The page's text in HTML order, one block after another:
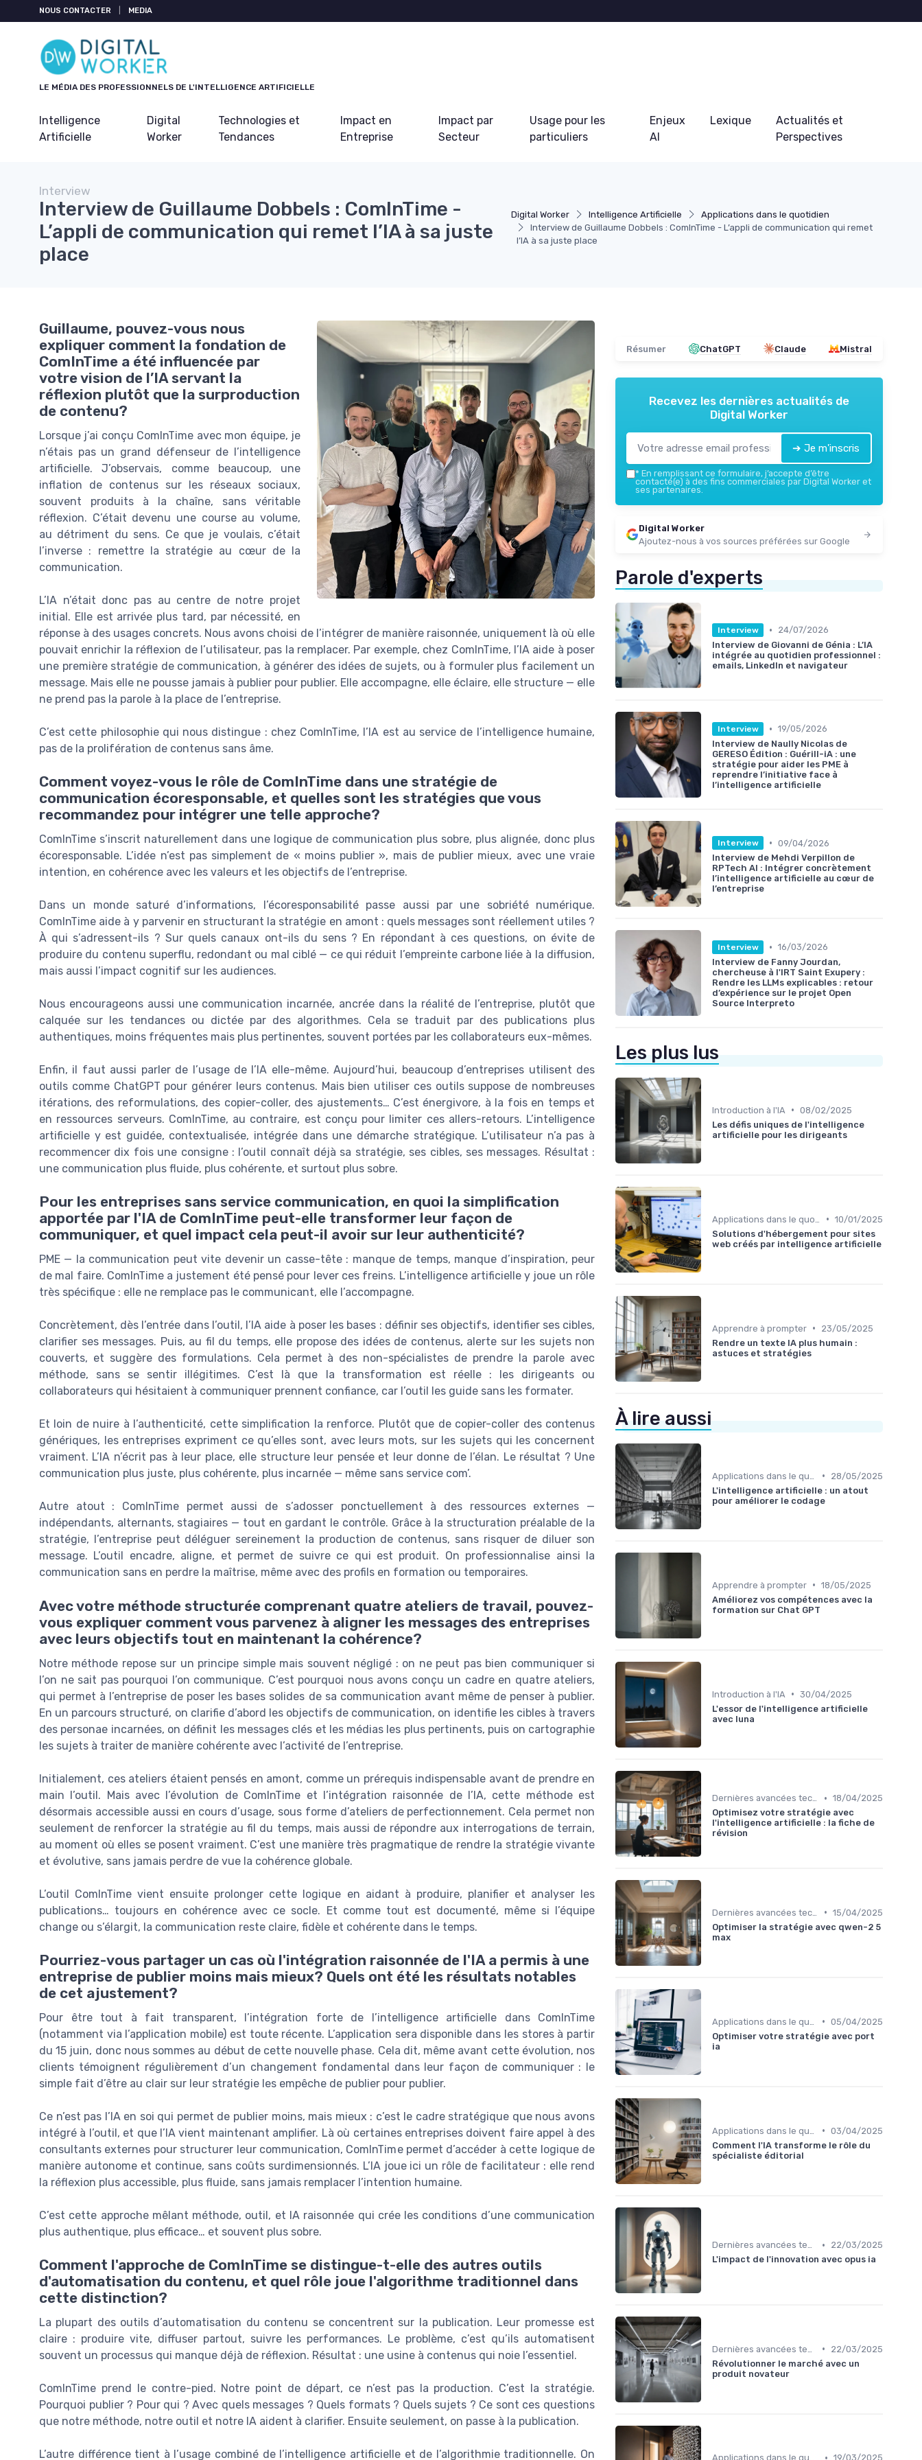
NOUS CONTACTER MEDIA
LE MÉDIA DES PROFESSIONNELS DE L'INTELLIGENCE ARTIFICIELLE
Intelligence
Artificielle
Digital
Worker
Technologies et
Tendances
Impact en
Entreprise
Impact par
Secteur
Usage pour les
particuliers
Enjeux
AI
Lexique
Actualités et
Perspectives
Digital Worker Intelligence Artificielle
Applications dans le quotidien
Interview de Guillaume Dobbels : ComInTime - L’appli de communication qui remet
l’IA à sa juste place
Interview
Interview de Guillaume Dobbels : ComInTime -
L’appli de communication qui remet l’IA à sa juste
place
Guillaume, pouvez-vous nous
expliquer comment la fondation de
ComInTime a été influencée par
votre vision de l’IA servant la
réflexion plutôt que la surproduction
de contenu?
Lorsque j’ai conçu ComInTime avec mon équipe, je
n’étais pas un grand défenseur de l’intelligence
artificielle. J’observais, comme beaucoup, une
inflation de contenus sur les réseaux sociaux,
souvent produits à la chaîne, sans véritable
réflexion. C’était devenu une course au volume,
au détriment du sens. Ce que je voulais, c’était
l’inverse : remettre la stratégie au cœur de la
communication.
L’IA n’était donc pas au centre de notre projet
initial. Elle est arrivée plus tard, par nécessité, en
réponse à des usages concrets. Nous avons choisi de l’intégrer de manière raisonnée, uniquement là où elle
pouvait enrichir la réflexion de l’utilisateur, pas la remplacer. Par exemple, chez ComInTime, l’IA aide à poser
une première stratégie de communication, à générer des idées de sujets, ou à formuler plus facilement un
message. Mais elle ne pousse jamais à publier pour publier. Elle accompagne, elle éclaire, elle structure — elle
ne prend pas la parole à la place de l’entreprise.
C’est cette philosophie qui nous distingue : chez ComInTime, l’IA est au service de l’intelligence humaine,
pas de la prolifération de contenus sans âme.
Comment voyez-vous le rôle de ComInTime dans une stratégie de
communication écoresponsable, et quelles sont les stratégies que vous
recommandez pour intégrer une telle approche?
ComInTime s’inscrit naturellement dans une logique de communication plus sobre, plus alignée, donc plus
écoresponsable. L’idée n’est pas simplement de « moins publier », mais de publier mieux, avec une vraie
intention, en cohérence avec les valeurs et les objectifs de l’entreprise.
Dans un monde saturé d’informations, l’écoresponsabilité passe aussi par une sobriété numérique.
ComInTime aide à y parvenir en structurant la stratégie en amont : quels messages sont réellement utiles ?
À qui s’adressent-ils ? Sur quels canaux ont-ils du sens ? En répondant à ces questions, on évite de
produire du contenu superflu, redondant ou mal ciblé — ce qui réduit l’empreinte carbone liée à la diffusion,
mais aussi l’impact cognitif sur les audiences.
Nous encourageons aussi une communication incarnée, ancrée dans la réalité de l’entreprise, plutôt que
calquée sur les tendances ou dictée par des algorithmes. Cela se traduit par des publications plus
authentiques, moins fréquentes mais plus pertinentes, souvent portées par les collaborateurs eux-mêmes.
Enfin, il faut aussi parler de l’usage de l’IA elle-même. Aujourd’hui, beaucoup d’entreprises utilisent des
outils comme ChatGPT pour générer leurs contenus. Mais bien utiliser ces outils suppose de nombreuses
itérations, des reformulations, des copier-coller, des ajustements… C’est énergivore, à la fois en temps et
en ressources serveurs. ComInTime, au contraire, est conçu pour limiter ces allers-retours. L’intelligence
artificielle y est guidée, contextualisée, intégrée dans une démarche stratégique. L’utilisateur n’a pas à
recommencer dix fois une consigne : l’outil connaît déjà sa stratégie, ses cibles, ses messages. Résultat :
une communication plus fluide, plus cohérente, et surtout plus sobre.
Pour les entreprises sans service communication, en quoi la simplification
apportée par l'IA de ComInTime peut-elle transformer leur façon de
communiquer, et quel impact cela peut-il avoir sur leur authenticité?
PME — la communication peut vite devenir un casse-tête : manque de temps, manque d’inspiration, peur
de mal faire. ComInTime a justement été pensé pour lever ces freins. L’intelligence artificielle y joue un rôle
très spécifique : elle ne remplace pas le communicant, elle l’accompagne.
Concrètement, dès l’entrée dans l’outil, l’IA aide à poser les bases : définir ses objectifs, identifier ses cibles,
clarifier ses messages. Puis, au fil du temps, elle propose des idées de contenus, alerte sur les sujets non
couverts, et suggère des formulations. Cela permet à des non-spécialistes de prendre la parole avec
méthode, sans se sentir illégitimes. C’est là que la transformation est réelle : les dirigeants ou
collaborateurs qui hésitaient à communiquer prennent confiance, car l’outil les guide sans les formater.
Et loin de nuire à l’authenticité, cette simplification la renforce. Plutôt que de copier-coller des contenus
génériques, les entreprises expriment ce qu’elles sont, avec leurs mots, sur les sujets qui les concernent
vraiment. L’IA n’écrit pas à leur place, elle structure leur pensée et leur donne de l’élan. Le résultat ? Une
communication plus juste, plus cohérente, plus incarnée — même sans service com’.
Autre atout : ComInTime permet aussi de s’adosser ponctuellement à des ressources externes —
indépendants, alternants, stagiaires — tout en gardant le contrôle. Grâce à la structuration préalable de la
stratégie, l’entreprise peut déléguer sereinement la production de contenus, sans risquer de diluer son
message. L’outil encadre, aligne, et permet de suivre ce qui est produit. On professionnalise ainsi la
communication sans en perdre la maîtrise, même avec des profils en formation ou temporaires.
Avec votre méthode structurée comprenant quatre ateliers de travail, pouvez-
vous expliquer comment vous parvenez à aligner les messages des entreprises
avec leurs objectifs tout en maintenant la cohérence?
Notre méthode repose sur un principe simple mais souvent négligé : on ne peut pas bien communiquer si
l’on ne sait pas pourquoi l’on communique. C’est pourquoi nous avons conçu un cadre en quatre ateliers,
qui permet à l’entreprise de poser les bases solides de sa communication avant même de penser à publier.
En un parcours structuré, on clarifie d’abord les objectifs de communication, on identifie les cibles à travers
des personae incarnées, on définit les messages clés et les médias les plus pertinents, puis on cartographie
les sujets à traiter de manière cohérente avec l’activité de l’entreprise.
Initialement, ces ateliers étaient pensés en amont, comme un prérequis indispensable avant de prendre en
main l’outil. Mais avec l’évolution de ComInTime et l’intégration raisonnée de l’IA, cette méthode est
désormais accessible aussi en cours d’usage, sous forme d’ateliers de perfectionnement. Cela permet non
seulement de renforcer la stratégie au fil du temps, mais aussi de répondre aux interrogations de terrain,
au moment où elles se posent vraiment. C’est une manière très pragmatique de rendre la stratégie vivante
et évolutive, sans jamais perdre de vue la cohérence globale.
L’outil ComInTime vient ensuite prolonger cette logique en aidant à produire, planifier et analyser les
publications… toujours en cohérence avec ce socle. Et comme tout est documenté, même si l’équipe
change ou s’élargit, la communication reste claire, fidèle et cohérente dans le temps.
Pourriez-vous partager un cas où l'intégration raisonnée de l'IA a permis à une
entreprise de publier moins mais mieux? Quels ont été les résultats notables
de cet ajustement?
Pour être tout à fait transparent, l’intégration forte de l’intelligence artificielle dans ComInTime
(notamment via l’application mobile) est toute récente. L’application sera disponible dans les stores à partir
du 15 juin, donc nous sommes au début de cette nouvelle phase. Cela dit, même avant cette évolution, nos
clients témoignent régulièrement d’un changement fondamental dans leur façon de communiquer : le
simple fait d’être au clair sur leur stratégie les empêche de publier pour publier.
Ce n’est pas l’IA en soi qui permet de publier moins, mais mieux : c’est le cadre stratégique que nous avons
intégré à l’outil, et que l’IA vient maintenant amplifier. Là où certaines entreprises doivent faire appel à des
consultants externes pour structurer leur communication, ComInTime permet d’accéder à cette logique de
manière autonome et continue, sans coûts surdimensionnés. L’IA joue ici un rôle de facilitateur : elle rend
la réflexion plus accessible, plus fluide, sans jamais remplacer l’intention humaine.
C’est cette approche mêlant méthode, outil, et IA raisonnée qui crée les conditions d’une communication
plus authentique, plus efficace… et souvent plus sobre.
Comment l'approche de ComInTime se distingue-t-elle des autres outils
d'automatisation du contenu, et quel rôle joue l'algorithme traditionnel dans
cette distinction?
La plupart des outils d’automatisation du contenu se concentrent sur la publication. Leur promesse est
claire : produire vite, diffuser partout, suivre les performances. Le problème, c’est qu’ils automatisent
souvent un processus qui manque déjà de réflexion. Résultat : une usine à contenus qui noie l’essentiel.
ComInTime prend le contre-pied. Notre point de départ, ce n’est pas la production. C’est la stratégie.
Pourquoi publier ? Pour qui ? Avec quels messages ? Quels formats ? Quels sujets ? Ce sont ces questions
que notre méthode, notre outil et notre IA aident à clarifier. Ensuite seulement, on passe à la publication.
L’autre différence tient à l’usage combiné de l’intelligence artificielle et de l’algorithmie traditionnelle. On
Résumer ChatGPT Claude Mistral
Recevez les dernières actualités de
Digital Worker
➔ Je m'inscris
* En remplissant ce formulaire, j’accepte d’être
contacté(e) à des fins commerciales par Digital Worker et
ses partenaires.
Digital Worker
Ajoutez-nous à vos sources préférées sur Google
Parole d'experts
Interview •
24/07/2026
Interview de Giovanni de Génia : L’IA
intégrée au quotidien professionnel :
emails, LinkedIn et navigateur
Interview • 19/05/2026
Interview de Naully Nicolas de
GERESO Édition : Guérill-iA : une
stratégie pour aider les PME à
reprendre l’initiative face à
l’intelligence artificielle
Interview • 09/04/2026
Interview de Mehdi Verpillon de
RPTech AI : Intégrer concrètement
l’intelligence artificielle au cœur de
l’entreprise
Interview • 16/03/2026
Interview de Fanny Jourdan,
chercheuse à l'IRT Saint Exupery :
Rendre les LLMs explicables : retour
d’expérience sur le projet Open
Source Interpreto
Les plus lus
Introduction à l'IA • 08/02/2025
Les défis uniques de l'intelligence
artificielle pour les dirigeants
• 10/01/2025
Solutions d'hébergement pour sites
web créés par intelligence artificielle
Apprendre à prompter •
23/05/2025
Rendre un texte IA plus humain :
astuces et stratégies
À lire aussi
•
28/05/2025
L'intelligence artificielle : un atout
pour améliorer le codage
Apprendre à prompter • 18/05/2025
Améliorez vos compétences avec la
formation sur Chat GPT
Introduction à l'IA • 30/04/2025
L'essor de l'intelligence artificielle
avec luna
Dernières avancées technologiques • 18/04/2025
Optimisez votre stratégie avec
l'intelligence artificielle : la fiche de
révision
• 15/04/2025
Optimiser la stratégie avec qwen-2 5
max
• 05/04/2025
Optimiser votre stratégie avec port
ia
• 03/04/2025
Comment l'IA transforme le rôle du
spécialiste éditorial
Dernières avancées technologiques •
22/03/2025
L'impact de l'innovation avec opus ia
•
22/03/2025
Révolutionner le marché avec un
produit novateur
19/03/2025
Panneau de gestion des cookies